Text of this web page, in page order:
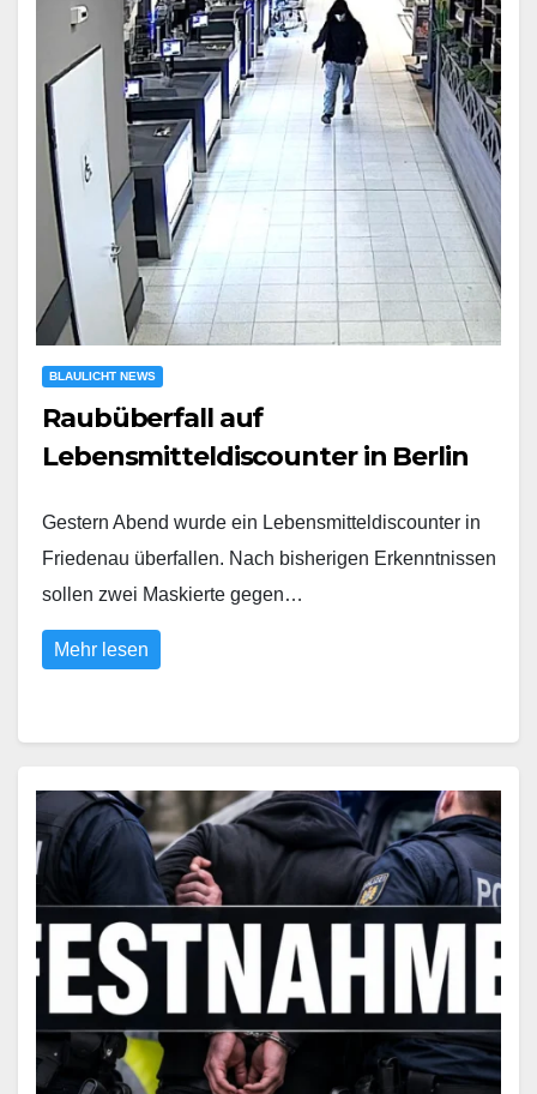
BLAULICHT NEWS
Raubüberfall auf
Lebensmitteldiscounter in Berlin
Gestern Abend wurde ein Lebensmitteldiscounter in
Friedenau überfallen. Nach bisherigen Erkenntnissen
sollen zwei Maskierte gegen…
Mehr lesen